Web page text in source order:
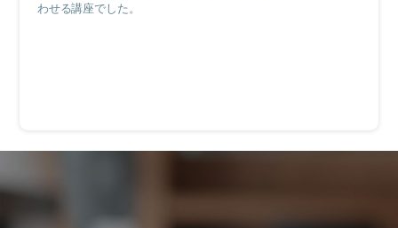
わせる講座でした。